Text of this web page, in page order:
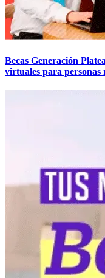
Becas Generación
virtuales para personas